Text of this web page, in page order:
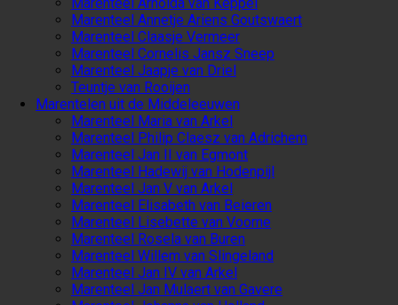
Marenteel Annetje Ariens Goutswaert
Marenteel Claasje Vermeer
Marenteel Cornelis Jansz Sneep
Marenteel Jaapje van Driel
Teuntje van Rooijen
Marentelen uit de Middeleeuwen
Marenteel Maria van Arkel
Marenteel Philip Claesz van Adrichem
Marenteel Jan II van Egmont
Marenteel Hadewij van Hodenpijl
Marenteel Jan V van Arkel
Marenteel Elisabeth van Beieren
Marenteel Lisebette van Voorne
Marenteel Rosela van Buren
Marenteel Willem van Slingeland
Marenteel Jan IV van Arkel
Marenteel Jan Mulaert van Gavere